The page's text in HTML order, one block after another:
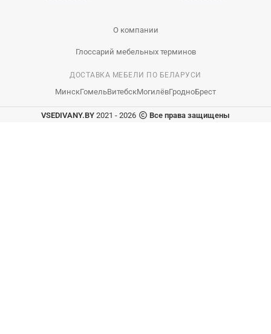
О компании
Глоссарий мебельных терминов
ДОСТАВКА МЕБЕЛИ ПО БЕЛАРУСИ
МинскГомельВитебскМогилёвГродноБрест
VSEDIVANY.BY 2021 - 2026 Все права защищены